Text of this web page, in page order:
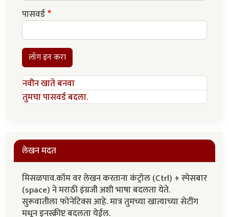
पासवर्ड
लॉग इन करा
नवीन खाते बनवा
तुमचा पासवर्ड बदला.
लेखन मदत
मिसळपाव.कॉम वर लेखन करताना कंट्रोल (Ctrl) + स्पेसबार
(space) ने मराठी इंग्रजी अशी भाषा बदलता येते.
सुरूवातीला फोनेटिक्स आहे. मात्र तुमच्या खात्याच्या सेटींग
मधून इनस्क्रीप्ट बदलता येईल.